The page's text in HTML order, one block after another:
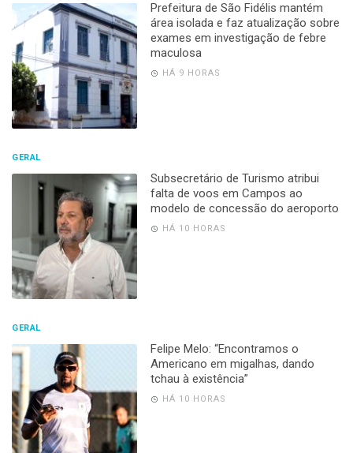
Prefeitura de São Fidélis mantém
área isolada e faz atualização sobre
exames em investigação de febre
maculosa
HÁ 9 HORAS
GERAL
Subsecretário de Turismo atribui
falta de voos em Campos ao
modelo de concessão do aeroporto
HÁ 10 HORAS
GERAL
Felipe Melo: “Encontramos o
Americano em migalhas, dando
tchau à existência”
HÁ 10 HORAS